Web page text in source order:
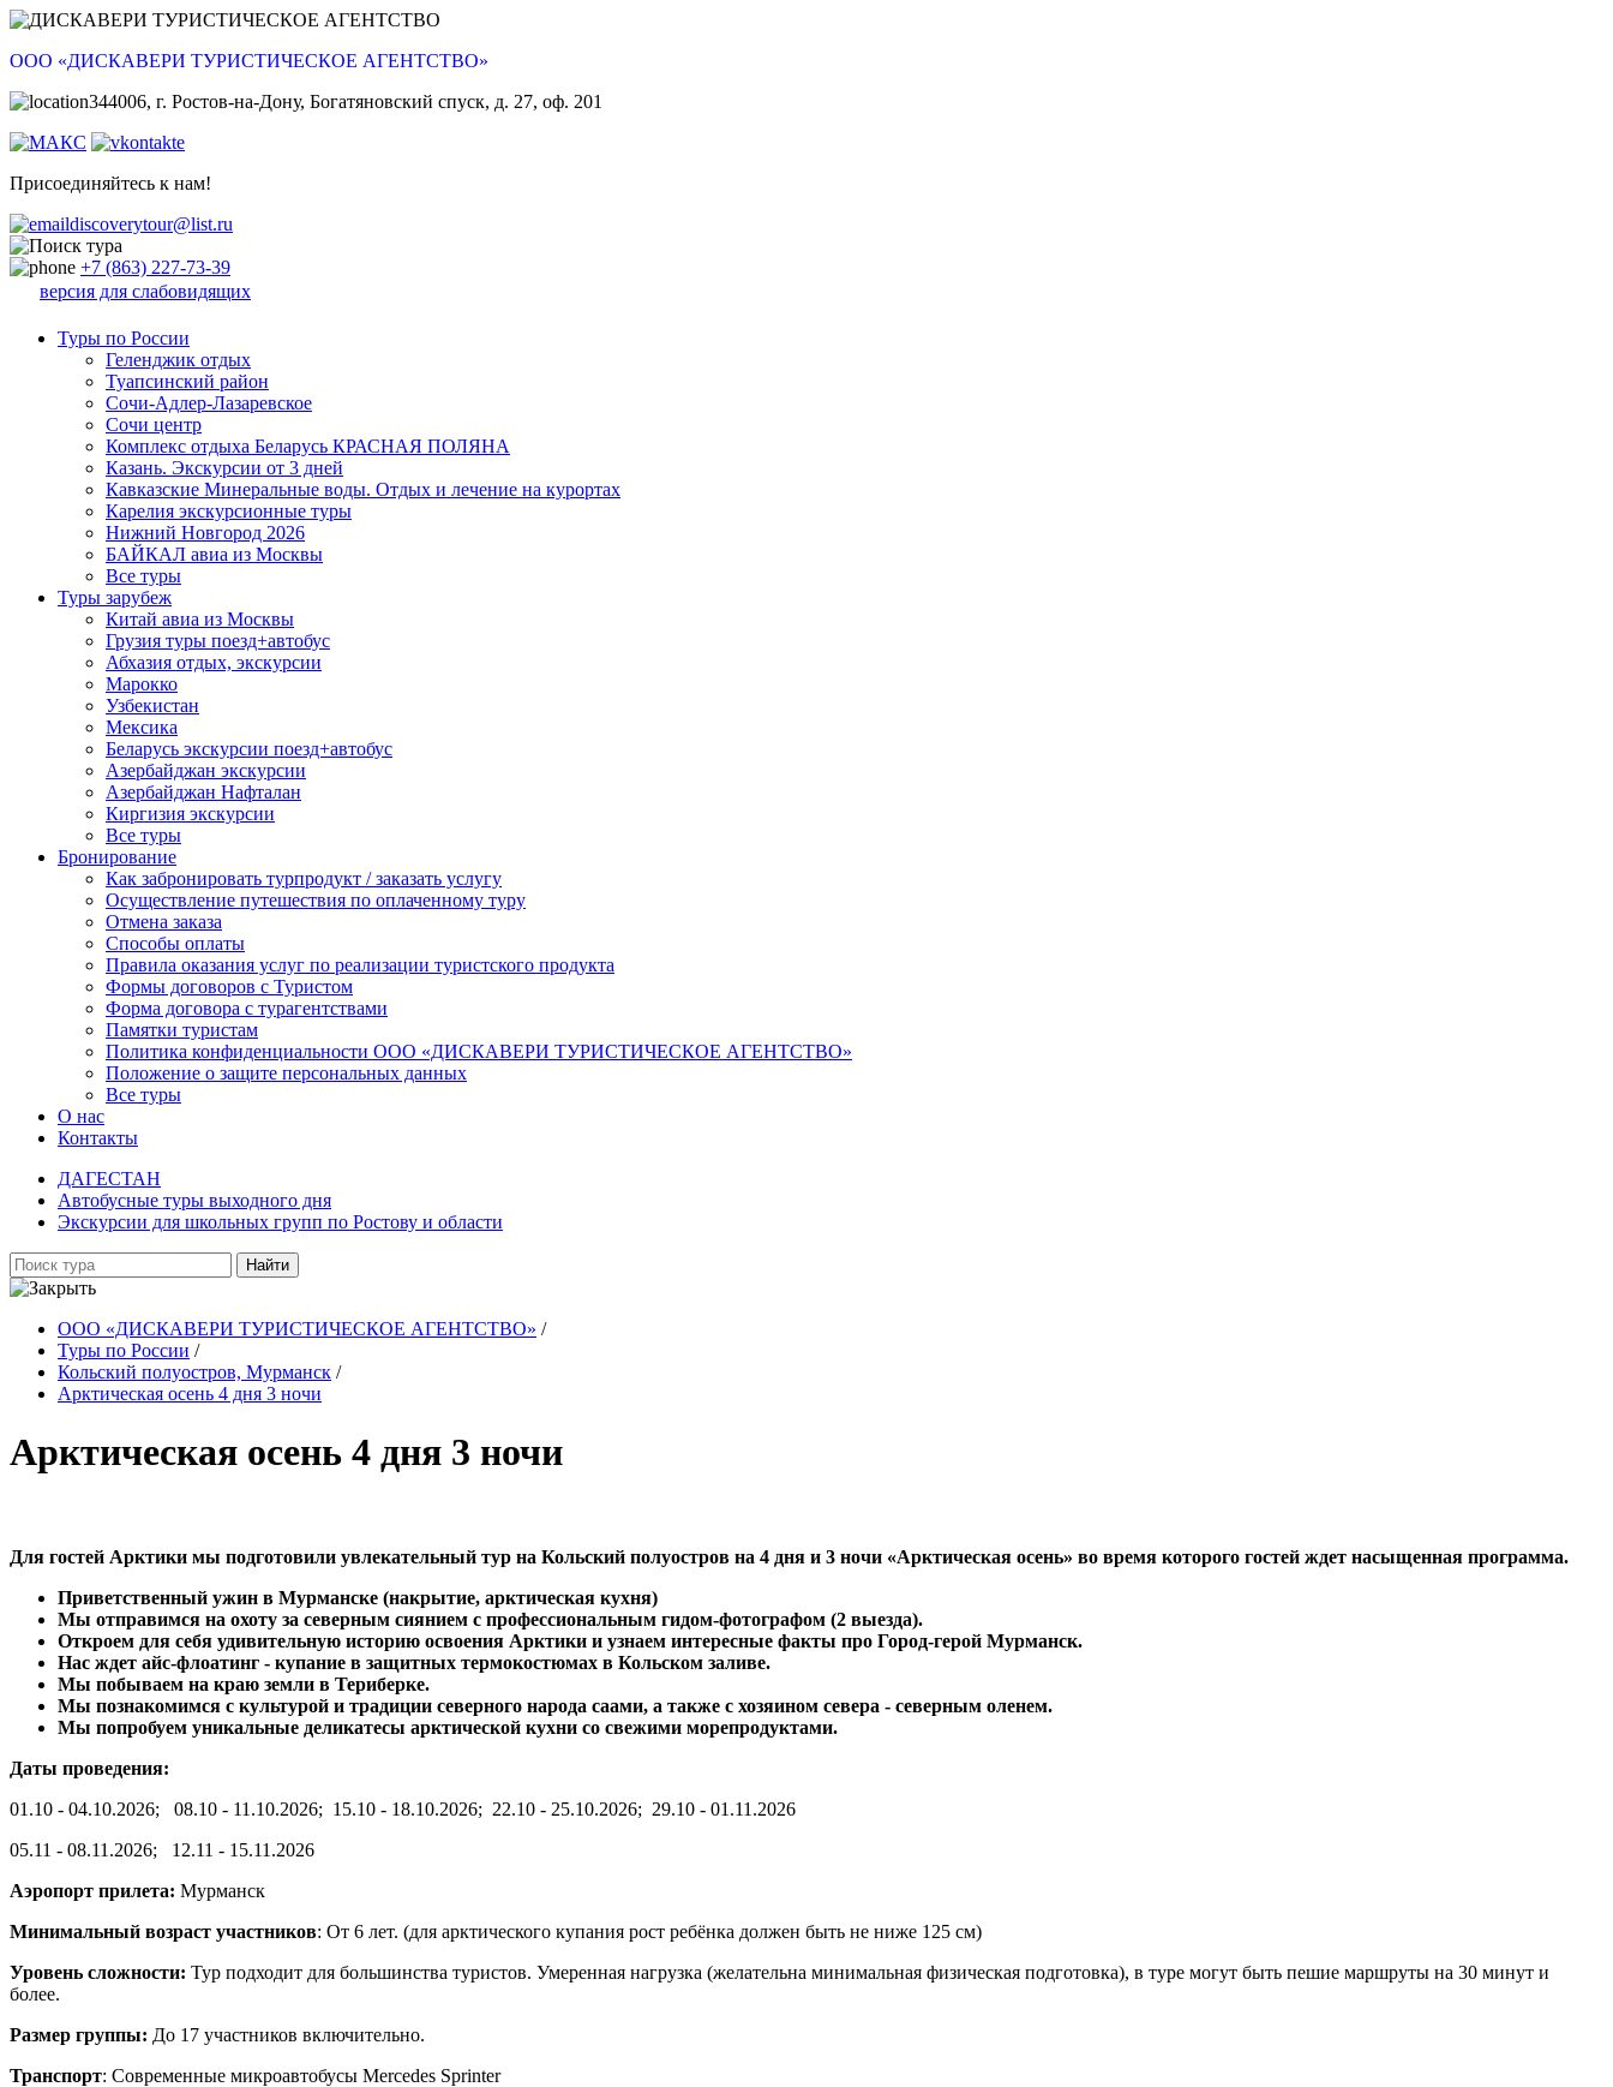
ООО «ДИСКАВЕРИ ТУРИСТИЧЕСКОЕ АГЕНТСТВО»
344006, г. Ростов-на-Дону, Богатяновский спуск, д. 27, оф. 201
Присоединяйтесь к нам!
discoverytour@list.ru
+7 (863) 227-73-39
версия для слабовидящих
Туры по России
Геленджик отдых
Туапсинский район
Сочи-Адлер-Лазаревское
Сочи центр
Комплекс отдыха Беларусь КРАСНАЯ ПОЛЯНА
Казань. Экскурсии от 3 дней
Кавказские Минеральные воды. Отдых и лечение на курортах
Карелия экскурсионные туры
Нижний Новгород 2026
БАЙКАЛ авиа из Москвы
Все туры
Туры зарубеж
Китай авиа из Москвы
Грузия туры поезд+автобус
Абхазия отдых, экскурсии
Марокко
Узбекистан
Мексика
Беларусь экскурсии поезд+автобус
Азербайджан экскурсии
Азербайджан Нафталан
Киргизия экскурсии
Все туры
Бронирование
Как забронировать турпродукт / заказать услугу
Осуществление путешествия по оплаченному туру
Отмена заказа
Способы оплаты
Правила оказания услуг по реализации туристского продукта
Формы договоров с Туристом
Форма договора с турагентствами
Памятки туристам
Политика конфиденциальности ООО «ДИСКАВЕРИ ТУРИСТИЧЕСКОЕ АГЕНТСТВО»
Положение о защите персональных данных
Все туры
О нас
Контакты
ДАГЕСТАН
Автобусные туры выходного дня
Экскурсии для школьных групп по Ростову и области
Найти
ООО «ДИСКАВЕРИ ТУРИСТИЧЕСКОЕ АГЕНТСТВО» /
Туры по России /
Кольский полуостров, Мурманск /
Арктическая осень 4 дня 3 ночи
Арктическая осень 4 дня 3 ночи
Для гостей Арктики мы подготовили увлекательный тур на Кольский полуостров на 4 дня и 3 ночи «Арктическая осень» во время которого гостей ждет насыщенная программа.
Приветственный ужин в Мурманске (накрытие, арктическая кухня)
Мы отправимся на охоту за северным сиянием с профессиональным гидом-фотографом (2 выезда).
Откроем для себя удивительную историю освоения Арктики и узнаем интересные факты про Город-герой Мурманск.
Нас ждет айс-флоатинг - купание в защитных термокостюмах в Кольском заливе.
Мы побываем на краю земли в Териберке.
Мы познакомимся с культурой и традиции северного народа саами, а также с хозяином севера - северным оленем.
Мы попробуем уникальные деликатесы арктической кухни со свежими морепродуктами.
Даты проведения:
01.10 - 04.10.2026; 08.10 - 11.10.2026; 15.10 - 18.10.2026; 22.10 - 25.10.2026; 29.10 - 01.11.2026
05.11 - 08.11.2026; 12.11 - 15.11.2026
Аэропорт прилета: Мурманск
Минимальный возраст участников: От 6 лет. (для арктического купания рост ребёнка должен быть не ниже 125 см)
Уровень сложности: Тур подходит для большинства туристов. Умеренная нагрузка (желательна минимальная физическая подготовка), в туре могут быть пешие маршруты на 30 минут и
более.
Размер группы: До 17 участников включительно.
Транспорт: Современные микроавтобусы Mercedes Sprinter